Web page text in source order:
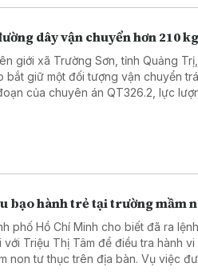
dây vận chuyển hơn 210
giới xã Trường Sơn, tỉnh Quảng
bắt giữ một đối tượng vận chuyển
của chuyên án QT326.2, lực
bạo hành trẻ tại trường mầm
phố Hồ Chí Minh cho biết đã ra
Triệu Thị Tâm để điều tra hành vi
non tư thục trên địa bàn. Vụ việc